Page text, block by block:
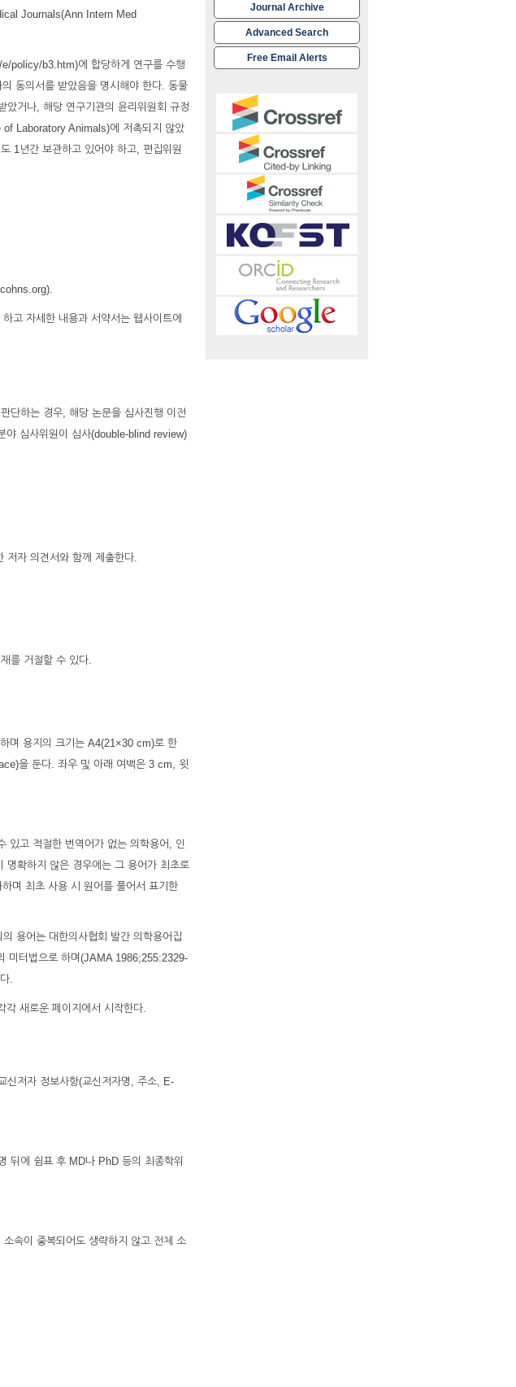
Journal Archive
Advanced Search
Free Email Alerts
Journals(Ann Intern Med
policy/b3.htm)에 합당하게 연구를 수행
동의서를 받았음을 명시해야 한다. 동물
았거나, 해당 연구기관의 윤리위원회 규정
Laboratory Animals)에 저촉되지 않았
1년간 보관하고 있어야 하고, 편집위원
고 자세한 내용과 서약서는 웹사이트에
단하는 경우, 해당 논문을 심사진행 이전
야 심사위원이 심사(double-blind review)
저자 의견서와 함께 제출한다.
를 거절할 수 있다.
며 용지의 크기는 A4(21×30 cm)로 한
을 둔다. 좌우 및 아래 여백은 3 cm, 윗
있고 적절한 번역어가 없는 의학용어, 인
명확하지 않은 경우에는 그 용어가 최초로
며 최초 사용 시 원어를 풀어서 표기한
용어는 대한의사협회 발간 의학용어집
미터법으로 하며(JAMA 1986;255:2329-
.
새로운 페이지에서 시작한다.
신저자 정보사항(교신저자명, 주소, E-
뒤에 쉼표 후 MD나 PhD 등의 최종학위
속이 중복되어도 생략하지 않고 전체 소